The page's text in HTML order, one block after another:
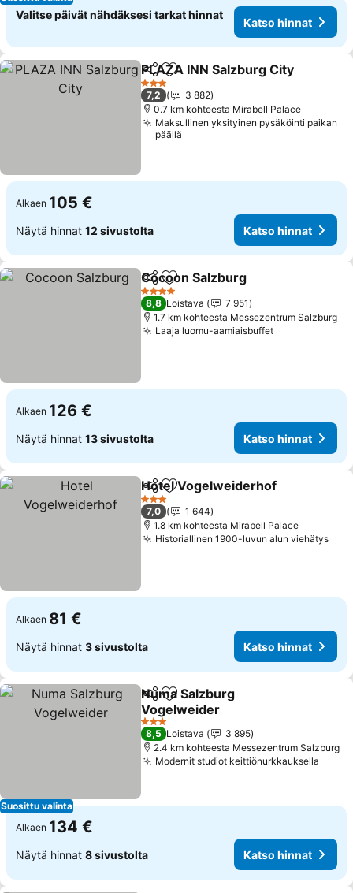
Valitse päivät nähdäksesi tarkat hinnat
Katso hinnat
Jaa Lisää suosikkeihin
PLAZA INN Salzburg City
3 Tähtiluokitus
7,2
3 882
0.7 km kohteesta Mirabell Palace
Maksullinen yksityinen pysäköinti paikan
päällä
Alkaen 105 €
Näytä hinnat 12 sivustolta Katso hinnat
Jaa Lisää suosikkeihin
Cocoon Salzburg
4 Tähtiluokitus
8,8 Loistava
7 951
1.7 km kohteesta Messezentrum Salzburg
Laaja luomu-aamiaisbuffetKatso hinnat
Alkaen 126 €
Näytä hinnat 13 sivustolta Katso hinnat
Jaa Lisää suosikkeihin
Hotel Vogelweiderhof
3 Tähtiluokitus
7,0
1 644
1.8 km kohteesta Mirabell Palace
Historiallinen 1900-luvun alun viehätys
Alkaen 81 €
Näytä hinnat 3 sivustolta Katso hinnat
Suosittu valinta
Jaa Lisää suosikkeihin
Numa Salzburg
Vogelweider
Katso hinnat
3 Tähtiluokitus
8,5 Loistava
3 895
2.4 km kohteesta Messezentrum Salzburg
Modernit studiot keittiönurkkauksella
Alkaen 134 €
Näytä hinnat 8 sivustolta Katso hinnat